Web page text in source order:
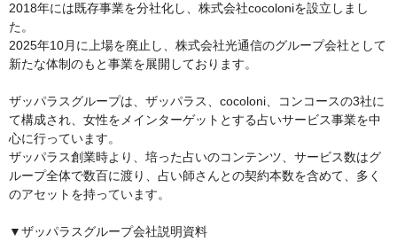
2018年には既存事業を分社化し、株式会社cocoloniを設立しまし
た。
2025年10月に上場を廃止し、株式会社光通信のグループ会社として
新たな体制のもと事業を展開しております。
ザッパラスグループは、ザッパラス、cocoloni、コンコースの3社に
て構成され、女性をメインターゲットとする占いサービス事業を中
心に行っています。
ザッパラス創業時より、培った占いのコンテンツ、サービス数はグ
ループ全体で数百に渡り、占い師さんとの契約本数を含めて、多く
のアセットを持っています。
▼ザッパラスグループ会社説明資料